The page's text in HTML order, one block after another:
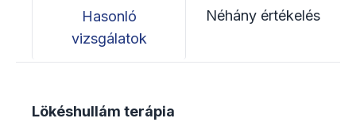
Hasonló
vizsgálatok
Néhány értékelés
Lökéshullám terápia